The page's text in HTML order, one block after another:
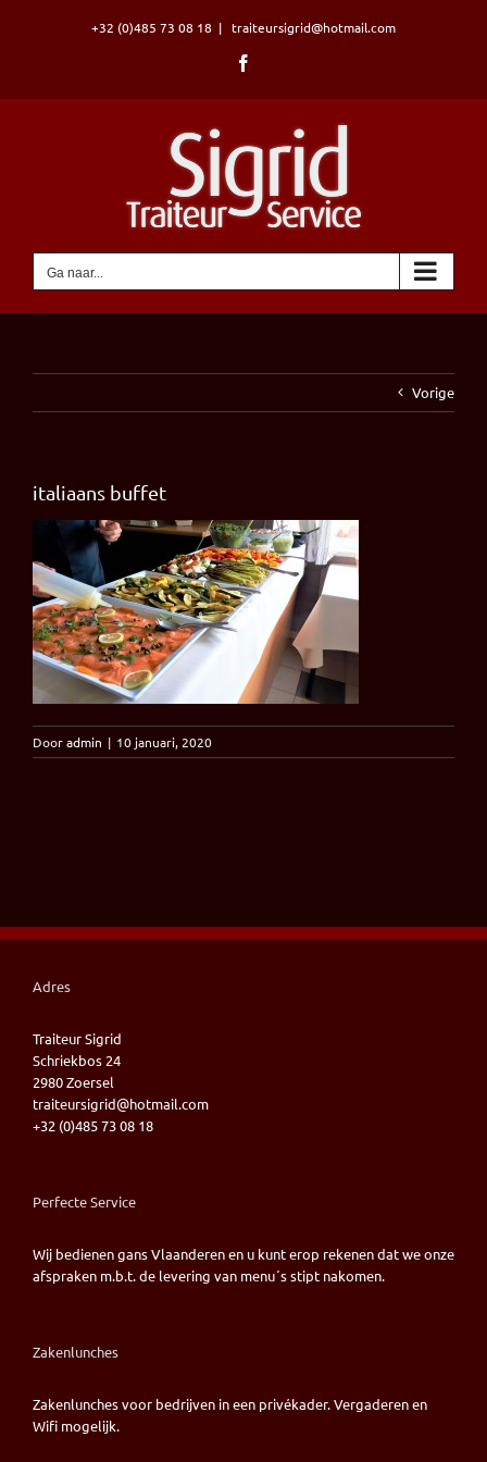
+32 (0)485 73 08 18 | traiteursigrid@hotmail.com
Ga naar...
Vorige
italiaans buffet
Dooradmin | 10 januari, 2020
Adres
Traiteur Sigrid
Schriekbos 24
2980 Zoersel
traiteursigrid@hotmail.com
+32 (0)485 73 08 18
Perfecte Service
Wij bedienen gans Vlaanderen en u kunt erop rekenen dat we onze
afspraken m.b.t. de levering van menu´s stipt nakomen.
Zakenlunches
Zakenlunches voor bedrijven in een privékader. Vergaderen en
Wifi mogelijk.